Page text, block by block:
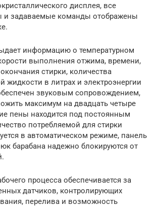
дисплея, все
и задаваемые команды отображены
информацию о температурном
выполнения отжима, времени,
стирки, количества
жидкости в литрах и электроэнергии
звуковым сопровождением,
максимум на двадцать четыре
пены находится под постоянным
потребляемой для стирки
в автоматическом режиме, панель
барабана надежно блокируются от
процесса обеспечивается за
датчиков, контролирующих
перелива и возможность